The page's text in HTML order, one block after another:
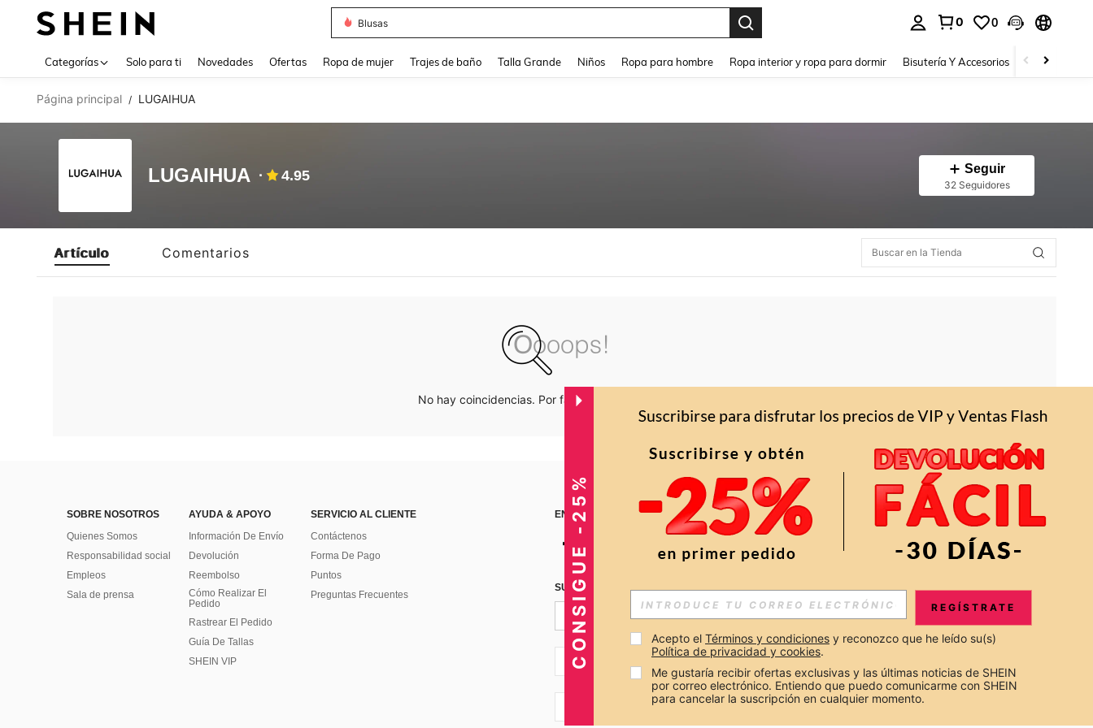
Blusas
0 0
Categorías Solo para ti Novedades Ofertas Ropa de mujer Trajes de baño Talla Grande Niños Ropa para hombre Ropa interior y ropa para dormir Bisutería Y Accesorios Zapatos
Página principal / LUGAIHUA
LUGAIHUA 4.95 Seguir
32 Seguidores
Artículo Comentarios
No hay coincidencias. Por favor inténtalo de nuevo.
SOBRE NOSOTROS
Quienes Somos
Responsabilidad social
Empleos
Sala de prensa
AYUDA & APOYO
Información De Envío
Devolución
Reembolso
Cómo Realizar El
Pedido
Rastrear El Pedido
Guía De Tallas
SHEIN VIP
SERVICIO AL CLIENTE
Contáctenos
Forma De Pago
Puntos
Preguntas Frecuentes
ENCUÉNTRANOS EN APP
SUSCRÍBETE PARA RECIBIR OFERTAS EXCLUSIVAS, PROMOCIONES Y NOTICIAS DE SHEIN
CO + 57
CONSIGUE -25% REGÍSTRATE
Acepto el Términos y condiciones y reconozco que he leído su(s)
Política de privacidad y cookies.
Me gustaría recibir ofertas exclusivas y las últimas noticias de SHEIN
por correo electrónico. Entiendo que puedo comunicarme con SHEIN
para cancelar la suscripción en cualquier momento.